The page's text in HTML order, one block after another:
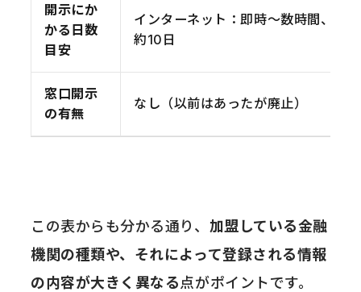
開示にか
かる日数
目安
インターネット：即時～数時間、郵
約10日
窓口開示
の有無
なし（以前はあったが廃止）
この表からも分かる通り、 加盟している金融
機関の種類や、それによって登録される情報
の内容が大きく異なる点がポイントです。